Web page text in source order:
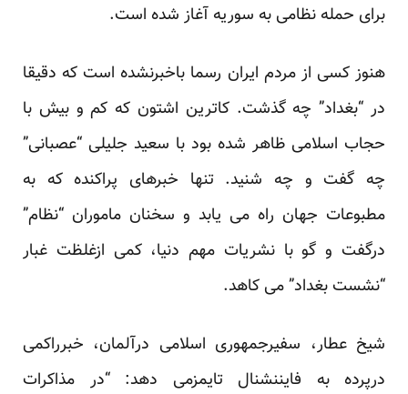
برای حمله نظامی به سوریه آغاز شده است.
هنوز کسی از مردم ایران رسما باخبرنشده است که دقیقا
در “بغداد” چه گذشت. کاترین اشتون که کم و بیش با
حجاب اسلامی ظاهر شده بود با سعید جلیلی “عصبانی”
چه گفت و چه شنید. تنها خبرهای پراکنده که به
مطبوعات جهان راه می یابد و سخنان ماموران “نظام”
درگفت و گو با نشریات مهم دنیا، کمی ازغلظت غبار
“نشست بغداد” می کاهد.
شیخ عطار، سفیرجمهوری اسلامی درآلمان، خبرراکمی
درپرده به فایننشنال تایمزمی دهد: “در مذاکرات